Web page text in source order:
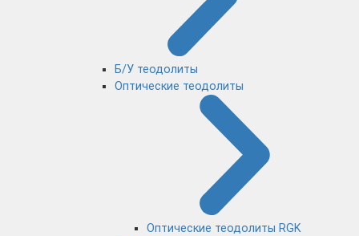
Б/У теодолиты
Оптические теодолиты
Оптические теодолиты RGK